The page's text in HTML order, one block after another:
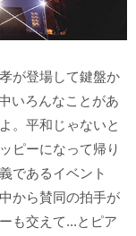
が登場して鍵盤か
いろんなことがあ
。平和じゃないと
ピーになって帰り
であるイベント
から賛同の拍手が
も交えて...とピア